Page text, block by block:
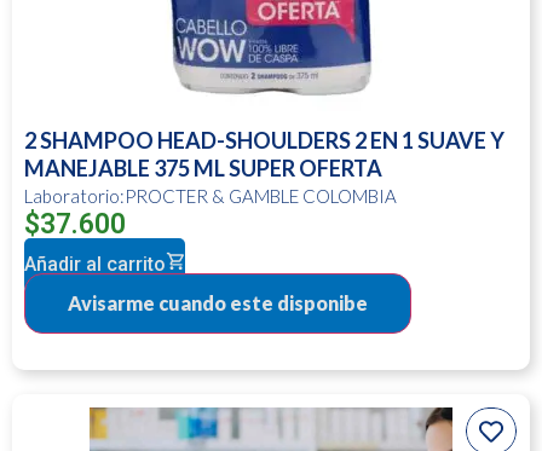
2 SHAMPOO HEAD-SHOULDERS 2 EN 1 SUAVE Y
MANEJABLE 375 ML SUPER OFERTA
Laboratorio:PROCTER & GAMBLE COLOMBIA
$37.600
Añadir al carrito